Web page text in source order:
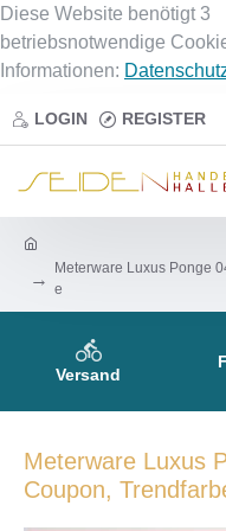
Diese Website benötigt 3
betriebsnotwendige
Informationen:
LOGIN REGISTER
Meterware Luxus Ponge
e
Versand
Meterware Luxus
Coupon,